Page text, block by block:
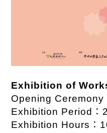
Exhibition of
Opening
Exhibition Period：
Exhibition Hours：